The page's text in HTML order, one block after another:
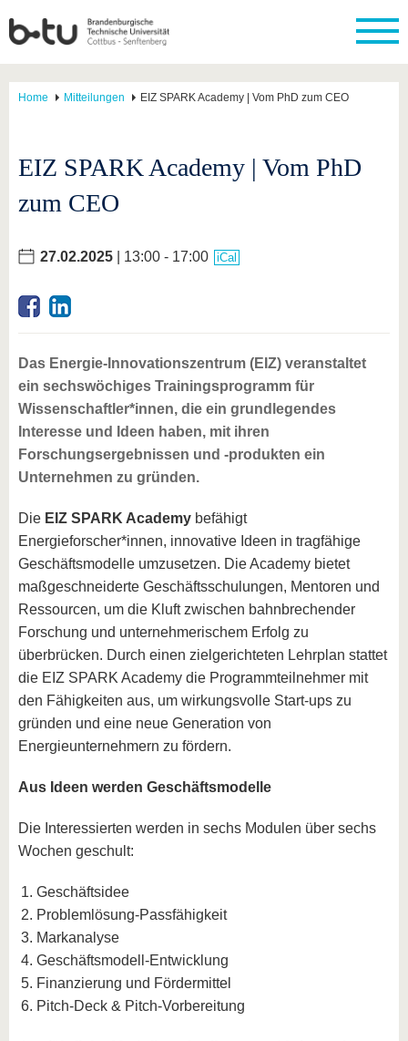
Home Mitteilungen EIZ SPARK Academy | Vom PhD zum CEO
EIZ SPARK Academy | Vom PhD
zum CEO
27.02.2025 | 13:00 - 17:00 iCal
Das Energie-Innovationszentrum (EIZ) veranstaltet
ein sechswöchiges Trainingsprogramm für
Wissenschaftler*innen, die ein grundlegendes
Interesse und Ideen haben, mit ihren
Forschungsergebnissen und -produkten ein
Unternehmen zu gründen.
Die EIZ SPARK Academy befähigt
Energieforscher*innen, innovative Ideen in tragfähige
Geschäftsmodelle umzusetzen. Die Academy bietet
maßgeschneiderte Geschäftsschulungen, Mentoren und
Ressourcen, um die Kluft zwischen bahnbrechender
Forschung und unternehmerischem Erfolg zu
überbrücken. Durch einen zielgerichteten Lehrplan stattet
die EIZ SPARK Academy die Programmteilnehmer mit
den Fähigkeiten aus, um wirkungsvolle Start-ups zu
gründen und eine neue Generation von
Energieunternehmern zu fördern.
Aus Ideen werden Geschäftsmodelle
Die Interessierten werden in sechs Modulen über sechs
Wochen geschult:
Geschäftsidee
Problemlösung-Passfähigkeit
Markanalyse
Geschäftsmodell-Entwicklung
Finanzierung und Fördermittel
Pitch-Deck & Pitch-Vorbereitung